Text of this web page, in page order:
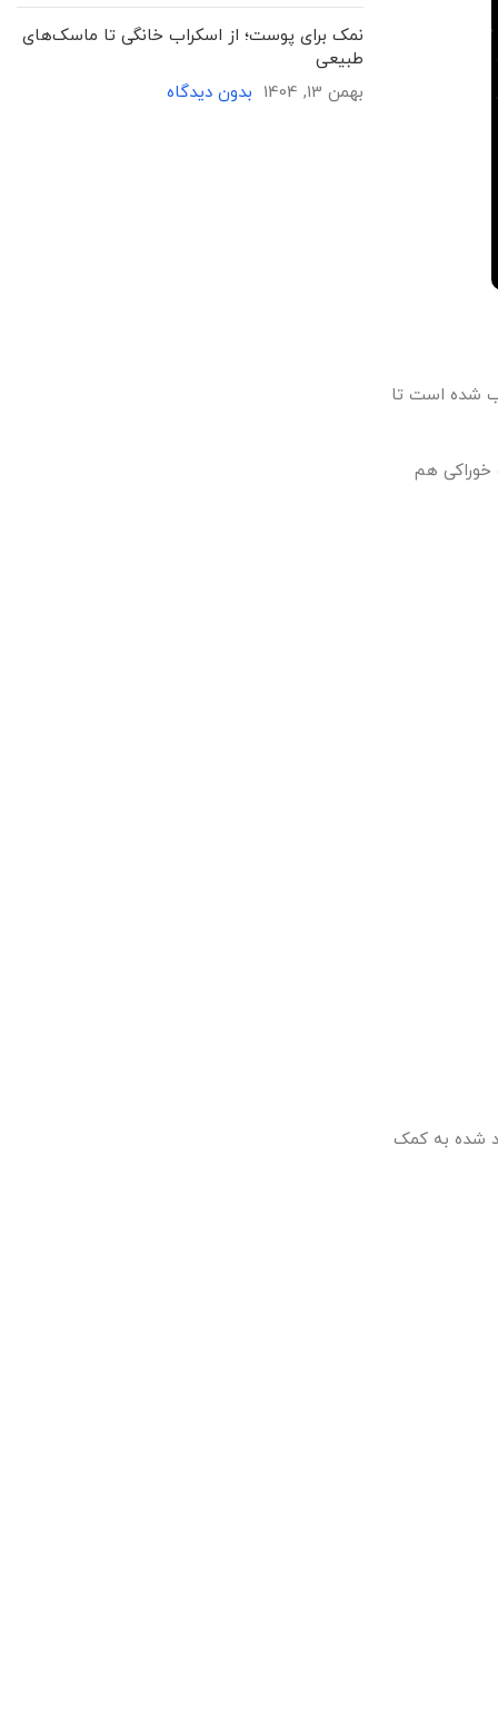
شده است تا
خوراکی هم
شده به کمک
نمک برای پوست؛ از اسکراب خانگی تا ماسک‌های
طبیعی
بهمن 13, 1404
بدون دیدگاه